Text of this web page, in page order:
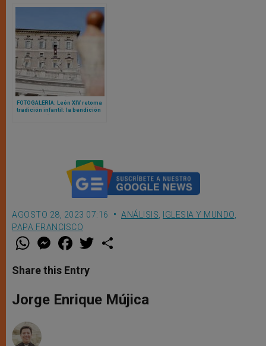
FOTOGALERÍA: León XIV retoma
tradición infantil: la bendición
AGOSTO 28, 2023 07:16 ANÁLISIS IGLESIA Y MUNDO
PAPA FRANCISCO
W
t
s
p
p
M
e
s
e
g
e
F
a
e
b
o
k
w
r
Share this Entry
Jorge Enrique Mújica